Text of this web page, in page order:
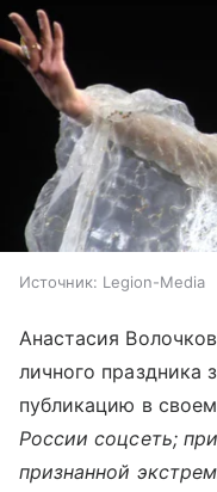
Источник: Legion-Media
Анастасия
личного праздника
публикацию в
России соцсеть;
признанной